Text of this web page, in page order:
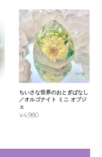
ちいさな世界のおとぎばなし
／オルゴナイト ミニ オブジ
ェ
¥4,980